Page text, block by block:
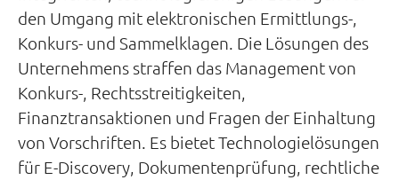
den Umgang mit elektronischen Ermittlungs-,
Konkurs- und Sammelklagen. Die Lösungen des
Unternehmens straffen das Management von
Konkurs-, Rechtsstreitigkeiten,
Finanztransaktionen und Fragen der Einhaltung
von Vorschriften. Es bietet Technologielösungen
für E-Discovery, Dokumentenprüfung, rechtliche